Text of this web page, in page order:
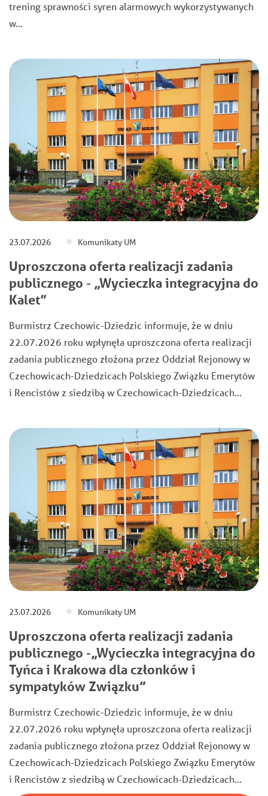
trening sprawności syren alarmowych wykorzystywanych
w…
23.07.2026 Komunikaty UM
Uproszczona oferta realizacji zadania
publicznego - „Wycieczka integracyjna do
Kalet”
Burmistrz Czechowic-Dziedzic informuje, że w dniu
22.07.2026 roku wpłynęła uproszczona oferta realizacji
zadania publicznego złożona przez Oddział Rejonowy w
Czechowicach-Dziedzicach Polskiego Związku Emerytów
i Rencistów z siedzibą w Czechowicach-Dziedzicach…
23.07.2026 Komunikaty UM
Uproszczona oferta realizacji zadania
publicznego -„Wycieczka integracyjna do
Tyńca i Krakowa dla członków i
sympatyków Związku”
Burmistrz Czechowic-Dziedzic informuje, że w dniu
22.07.2026 roku wpłynęła uproszczona oferta realizacji
zadania publicznego złożona przez Oddział Rejonowy w
Czechowicach-Dziedzicach Polskiego Związku Emerytów
i Rencistów z siedzibą w Czechowicach-Dziedzicach…